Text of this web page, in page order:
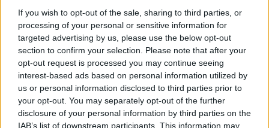
If you wish to opt-out of the sale, sharing to third parties, or
processing of your personal or sensitive information for
targeted advertising by us, please use the below opt-out
section to confirm your selection. Please note that after your
opt-out request is processed you may continue seeing
interest-based ads based on personal information utilized by
us or personal information disclosed to third parties prior to
your opt-out. You may separately opt-out of the further
disclosure of your personal information by third parties on the
IAB’s list of downstream participants. This information may
ennünk, ha fogyókúrázunk vagy esetleg a
cukorbetegség miatt figyelnünk kell a…